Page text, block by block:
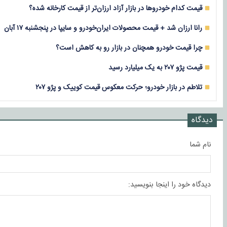
قیمت کدام خودروها در بازار آزاد ارزان‌تر از قیمت کارخانه شده؟
رانا ارزان شد + قیمت محصولات ایران‌خودرو و سایپا در پنجشنبه ۱۷ آبان
چرا قیمت خودرو همچنان در بازار رو به کاهش است؟
قیمت پژو ۲۰۷ به یک میلیارد رسید
تلاطم در بازار خودرو؛ حرکت معکوس قیمت کوییک و پژو ۲۰۷
دیدگاه
نام شما
دیدگاه خود را اینجا بنویسید: